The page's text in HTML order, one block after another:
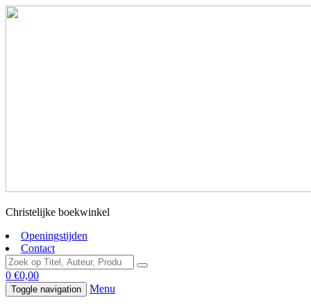
Christelijke boekwinkel
Openingstijden
Contact
0 €0,00
Toggle navigation Menu